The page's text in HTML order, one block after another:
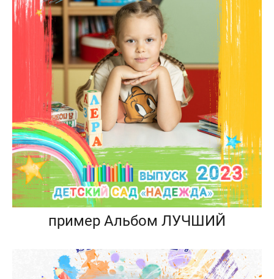
пример Альбом ЛУЧШИЙ